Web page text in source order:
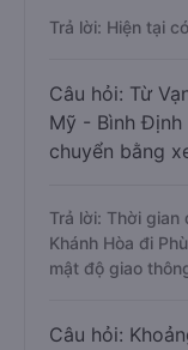
Trả lời: Hiện tại
Câu hỏi: Từ
Mỹ - Bình
chuyển bằng
Trả lời: Thời gian
Khánh Hòa đi
mật độ giao
Câu hỏi: